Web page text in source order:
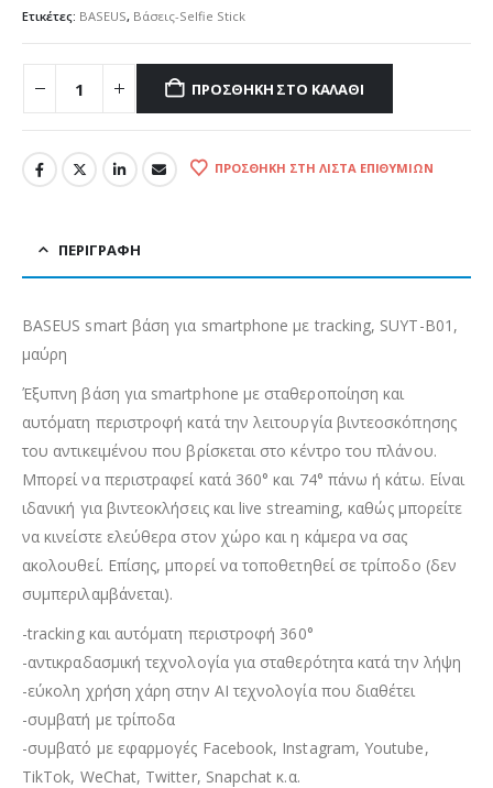
Ετικέτες: BASEUS, Βάσεις-Selfie Stick
ΠΡΟΣΘΉΚΗ ΣΤΟ ΚΑΛΆΘΙ
ΠΡΟΣΘΉΚΗ ΣΤΗ ΛΊΣΤΑ ΕΠΙΘΥΜΙΏΝ
ΠΕΡΙΓΡΑΦΉ
BASEUS smart βάση για smartphone με tracking, SUYT-B01,
μαύρη
Έξυπνη βάση για smartphone με σταθεροποίηση και
αυτόματη περιστροφή κατά την λειτουργία βιντεοσκόπησης
του αντικειμένου που βρίσκεται στο κέντρο του πλάνου.
Μπορεί να περιστραφεί κατά 360° και 74° πάνω ή κάτω. Είναι
ιδανική για βιντεοκλήσεις και live streaming, καθώς μπορείτε
να κινείστε ελεύθερα στον χώρο και η κάμερα να σας
ακολουθεί. Επίσης, μπορεί να τοποθετηθεί σε τρίποδο (δεν
συμπεριλαμβάνεται).
-tracking και αυτόματη περιστροφή 360°
-αντικραδασμική τεχνολογία για σταθερότητα κατά την λήψη
-εύκολη χρήση χάρη στην ΑΙ τεχνολογία που διαθέτει
-συμβατή με τρίποδα
-συμβατό με εφαρμογές Facebook, Instagram, Youtube,
TikTok, WeChat, Twitter, Snapchat κ.α.